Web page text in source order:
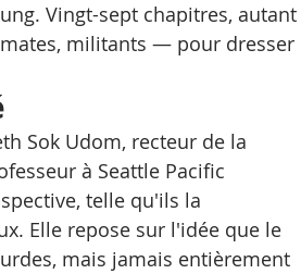
Vingt-sept chapitres, autant
militants — pour dresser
Sok Udom, recteur de la
à Seattle Pacific
telle qu'ils la
Elle repose sur l'idée que le
mais jamais entièrement